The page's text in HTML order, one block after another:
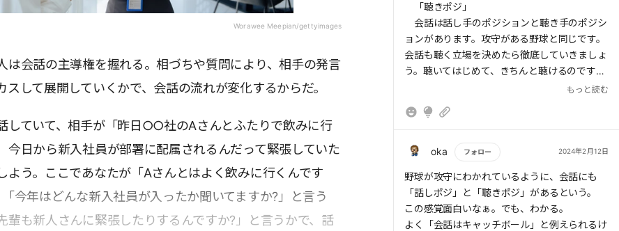
Worawee Meepian/gettyimages
は会話の主導権を握れる。相づちや質問により、相手の発言
スして展開していくかで、会話の流れが変化するからだ。
していて、相手が「昨日○○社のAさんとふたりで飲みに行
今日から新入社員が部署に配属されるんだって緊張していた
よう。ここであなたが「Aさんとはよく飲みに行くんです
今年はどんな新入社員が入ったか聞いてますか?」と言う
輩も新人さんに緊張したりするんですか?」と言うかで、話
もっと読む
「聴きポジ」
会話は話し手のポジションと聴き手のポジシ
ョンがあります。攻守がある野球と同じです。
会話も聴く立場を決めたら徹底していきましょ
う。聴いてはじめて、きちんと聴けるのです。
す。むしろ共通点よりも違いの方が見つけやす
できます。意識して違いを深堀してみましょ
話題選びのコツは、その人自身の話に踏み込
まないことです。褒め言葉のつもりが、相手に
とっては嬉しくないかもしれません。
もっと読む
oka フォロー 2024年2月12日
もっと読む
野球が攻守にわかれているように、会話にも
「話しポジ」と「聴きポジ」があるという。
この感覚面白いなぁ。でも、わかる。
よく「会話はキャッチボール」と例えられるけ